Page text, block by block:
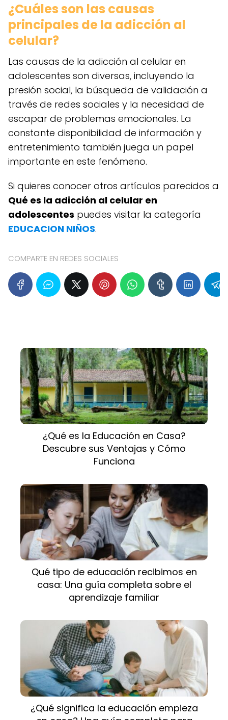
¿Cuáles son las causas
principales de la adicción al
celular?
Las causas de la adicción al celular en
adolescentes son diversas, incluyendo la
presión social, la búsqueda de validación a
través de redes sociales y la necesidad de
escapar de problemas emocionales. La
constante disponibilidad de información y
entretenimiento también juega un papel
importante en este fenómeno.
Si quieres conocer otros artículos parecidos a
Qué es la adicción al celular en
adolescentes puedes visitar la categoría
EDUCACION NIÑOS.
COMPARTE EN REDES SOCIALES
¿Qué es la Educación en Casa?
Descubre sus Ventajas y Cómo
Funciona
Qué tipo de educación recibimos en
casa: Una guía completa sobre el
aprendizaje familiar
¿Qué significa la educación empieza